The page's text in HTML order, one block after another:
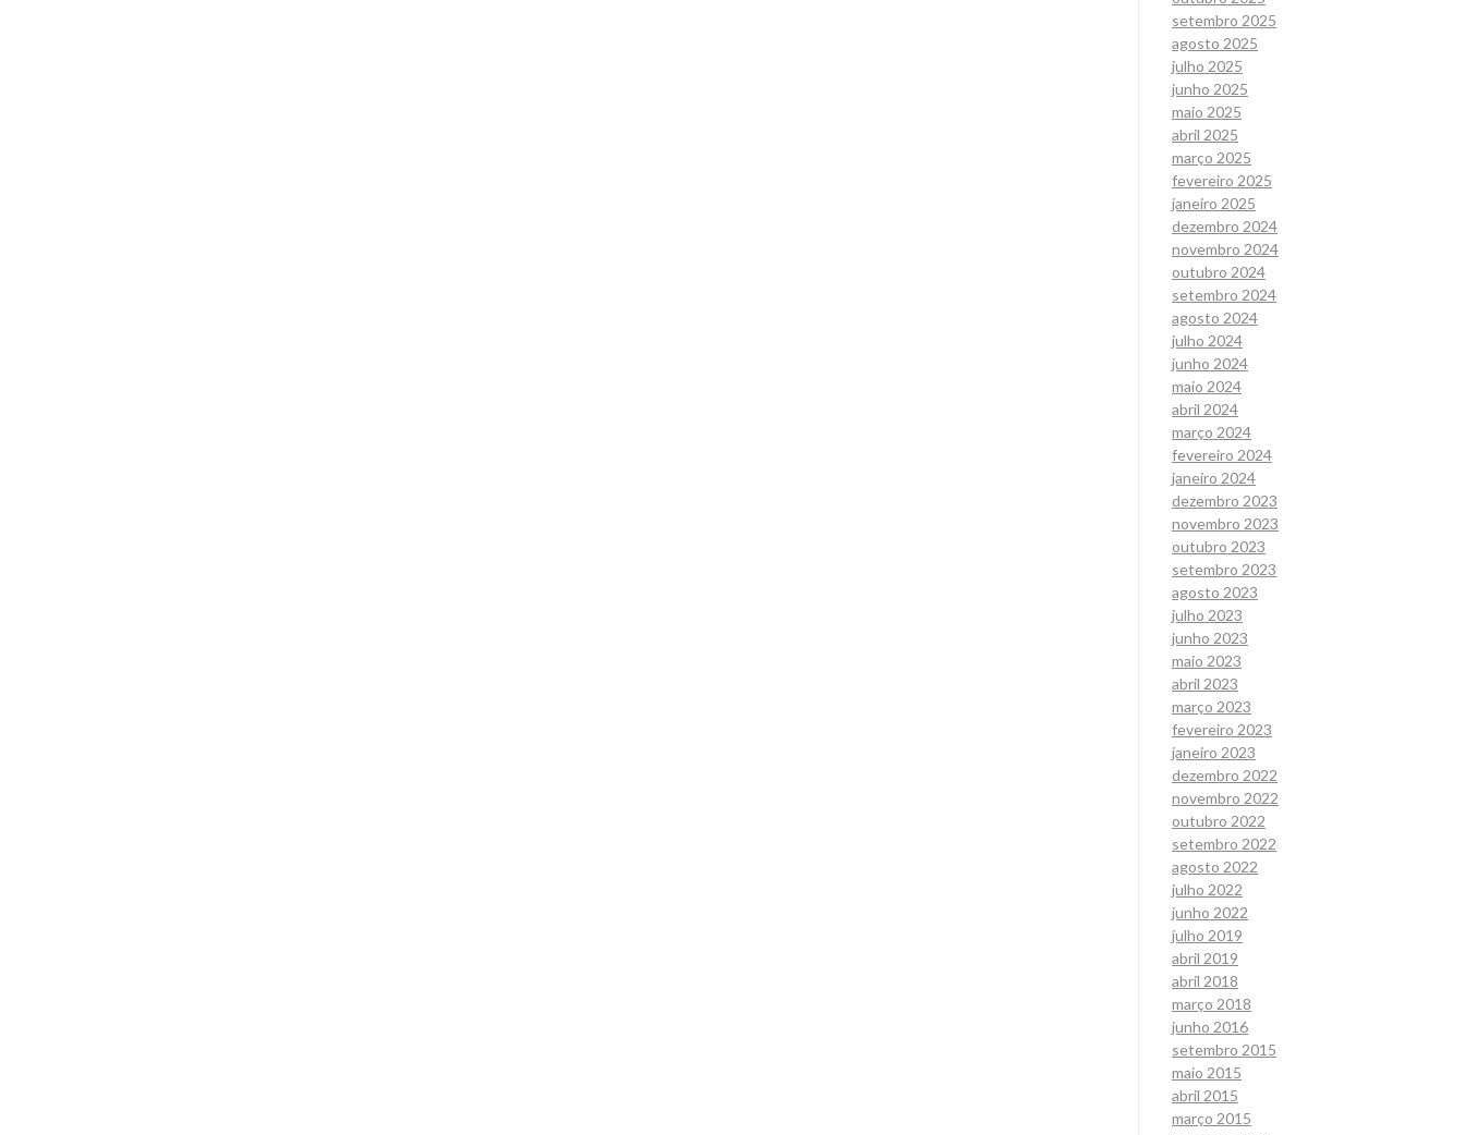
setembro 2025
agosto 2025
julho 2025
junho 2025
maio 2025
abril 2025
março 2025
fevereiro 2025
janeiro 2025
dezembro 2024
novembro 2024
outubro 2024
setembro 2024
agosto 2024
julho 2024
junho 2024
maio 2024
abril 2024
março 2024
fevereiro 2024
janeiro 2024
dezembro 2023
novembro 2023
outubro 2023
setembro 2023
agosto 2023
julho 2023
junho 2023
maio 2023
abril 2023
março 2023
fevereiro 2023
janeiro 2023
dezembro 2022
novembro 2022
outubro 2022
setembro 2022
agosto 2022
julho 2022
junho 2022
julho 2019
abril 2019
abril 2018
março 2018
junho 2016
setembro 2015
maio 2015
abril 2015
março 2015